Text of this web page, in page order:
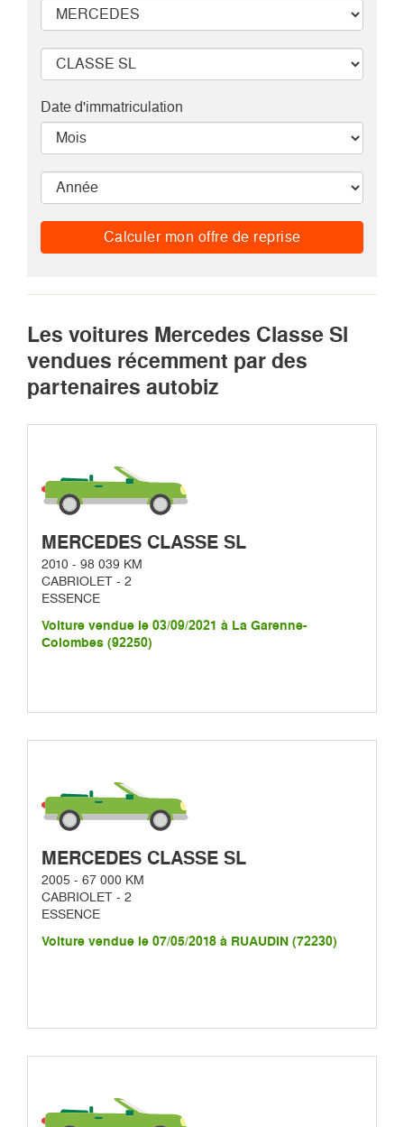
Date d'immatriculation
Calculer mon offre de reprise
Les voitures Mercedes Classe Sl
vendues récemment par des
partenaires autobiz
MERCEDES CLASSE SL
2010 - 98 039 KM
CABRIOLET - 2
ESSENCE
Voiture vendue le 03/09/2021 à La Garenne-
Colombes (92250)
MERCEDES CLASSE SL
2005 - 67 000 KM
CABRIOLET - 2
ESSENCE
Voiture vendue le 07/05/2018 à RUAUDIN (72230)